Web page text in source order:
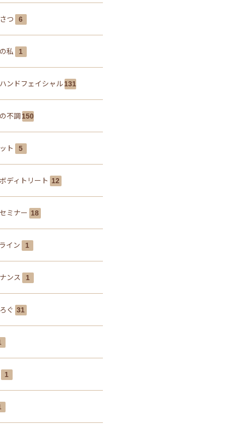
つ 6
私 1
ンドフェイシャル131
不調150
ト 5
ディトリート 12
ミナー 18
イン 1
ンス 1
ぐ 31
1